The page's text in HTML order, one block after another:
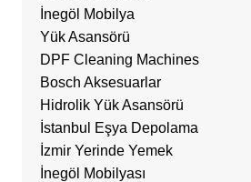
İnegöl Mobilya
Yük Asansörü
DPF Cleaning Machines
Bosch Aksesuarlar
Hidrolik Yük Asansörü
İstanbul Eşya Depolama
İzmir Yerinde Yemek
İnegöl Mobilyası